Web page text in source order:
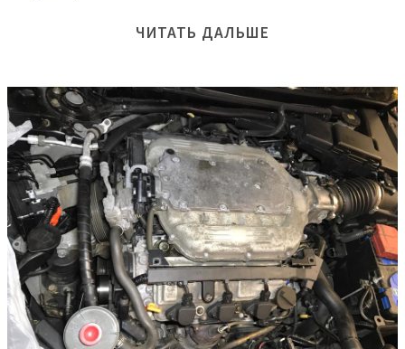
ЧИТАТЬ ДАЛЬШЕ